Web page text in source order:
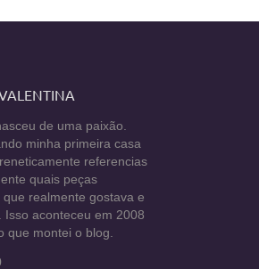
de uma paixão.
minha primeira casa
referencias
quais peças
realmente gostava e
Isso aconteceu em 2008
que montei o blog.